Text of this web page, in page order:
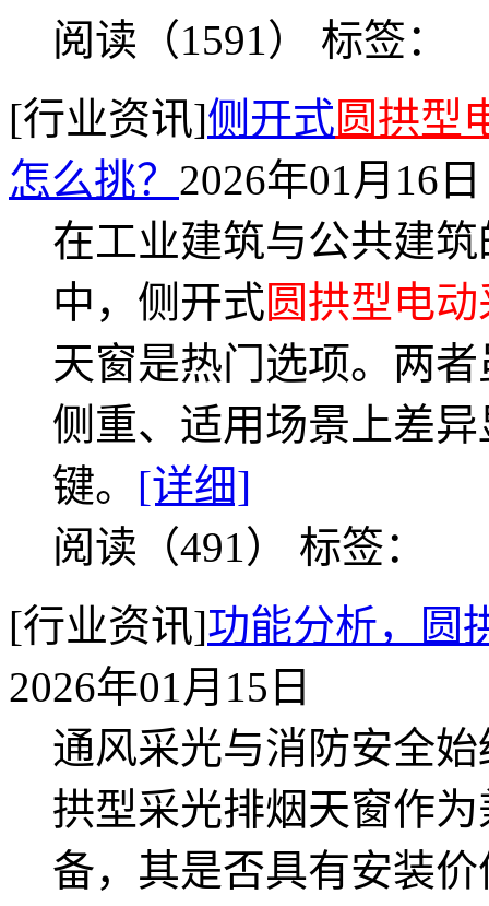
阅读（1591） 标签：
[行业资讯]侧开式圆拱型
怎么挑？ 2026年01月16日
在工业建筑与公共建
中，侧开式圆拱型电
天窗是热门选项。两
侧重、适用场景上差
键。 [详细]
阅读（491） 标签：
[行业资讯]功能分析，圆
2026年01月15日
通风采光与消防安全
拱型采光排烟天窗作
备，其是否具有安装